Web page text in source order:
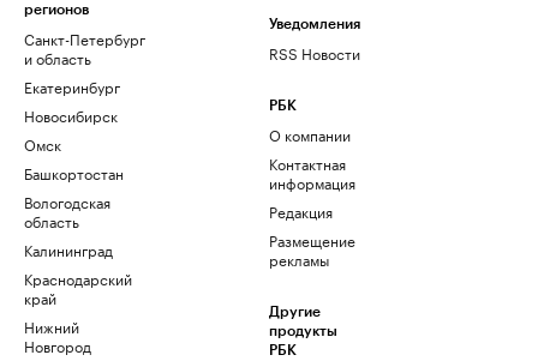
регионов
Санкт-Петербург
и область
Екатеринбург
Новосибирск
Омск
Башкортостан
Вологодская
область
Калининград
Краснодарский
край
Нижний
Новгород
Уведомления
RSS Новости
РБК
О компании
Контактная
информация
Редакция
Размещение
рекламы
Другие
продукты
РБК